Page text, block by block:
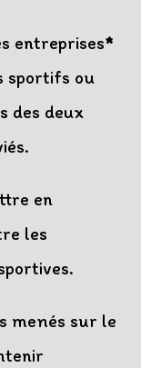
entreprises*
sportifs ou
des deux
en
les
menés sur le